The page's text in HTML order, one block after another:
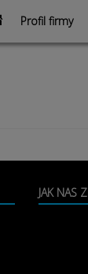
Strona
Profil firmy
JAK NAS